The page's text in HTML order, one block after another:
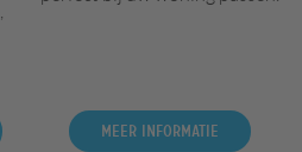
Meer informatie